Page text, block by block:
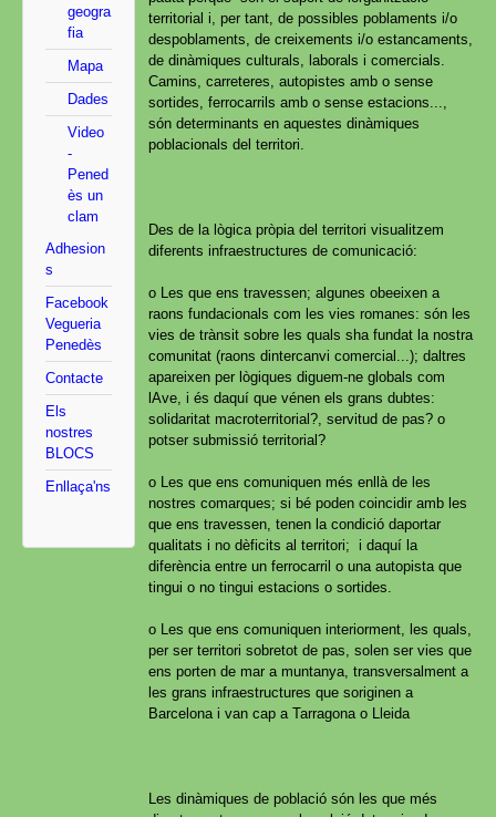
geogra
fia
Mapa
Dades
Video
-
Pened
ès un
clam
Adhesion
s
Facebook
Vegueria
Penedès
Contacte
Els
nostres
BLOCS
Enllaça'ns
territorial i, per tant, de possibles poblaments i/o
despoblaments, de creixements i/o estancaments,
de dinàmiques culturals, laborals i comercials.
Camins, carreteres, autopistes amb o sense
sortides, ferrocarrils amb o sense estacions...,
són determinants en aquestes dinàmiques
poblacionals del territori.
Des de la lògica pròpia del territori visualitzem
diferents infraestructures de comunicació:
o Les que ens travessen; algunes obeeixen a
raons fundacionals com les vies romanes: són les
vies de trànsit sobre les quals sha fundat la nostra
comunitat (raons dintercanvi comercial...); daltres
apareixen per lògiques diguem-ne globals com
lAve, i és daquí que vénen els grans dubtes:
solidaritat macroterritorial?, servitud de pas? o
potser submissió territorial?
o Les que ens comuniquen més enllà de les
nostres comarques; si bé poden coincidir amb les
que ens travessen, tenen la condició daportar
qualitats i no dèficits al territori; i daquí la
diferència entre un ferrocarril o una autopista que
tingui o no tingui estacions o sortides.
o Les que ens comuniquen interiorment, les quals,
per ser territori sobretot de pas, solen ser vies que
ens porten de mar a muntanya, transversalment a
les grans infraestructures que soriginen a
Barcelona i van cap a Tarragona o Lleida
Les dinàmiques de població són les que més